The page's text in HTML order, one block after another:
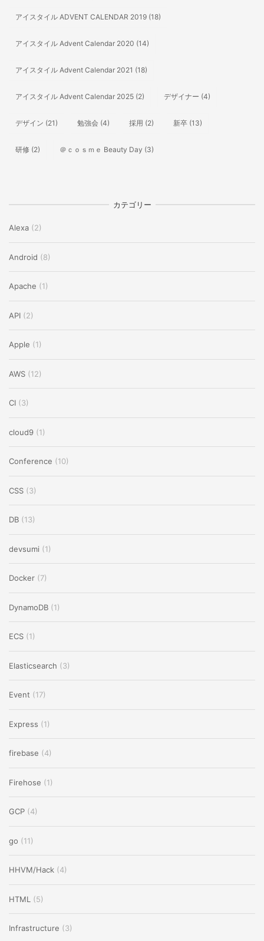
アイスタイル ADVENT CALENDAR 2019 (18)
アイスタイル Advent Calendar 2020 (14)
アイスタイル Advent Calendar 2021 (18)
アイスタイル Advent Calendar 2025 (2) デザイナー (4)
デザイン (21) 勉強会 (4) 採用 (2) 新卒 (13)
研修 (2) ＠ｃｏｓｍｅ Beauty Day (3)
カテゴリー
Alexa (2)
Android (8)
Apache (1)
API (2)
Apple (1)
AWS (12)
CI (3)
cloud9 (1)
Conference (10)
CSS (3)
DB (13)
devsumi (1)
Docker (7)
DynamoDB (1)
ECS (1)
Elasticsearch (3)
Event (17)
Express (1)
firebase (4)
Firehose (1)
GCP (4)
go (11)
HHVM/Hack (4)
HTML (5)
Infrastructure (3)